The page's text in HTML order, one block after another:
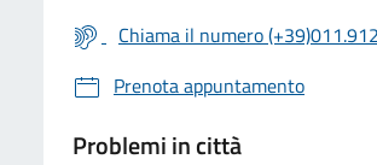
Chiama il numero
Prenota appuntamento
Problemi in città